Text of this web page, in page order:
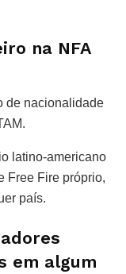
na NFA
de nacionalidade
latino-americano
Free Fire próprio,
país.
em algum